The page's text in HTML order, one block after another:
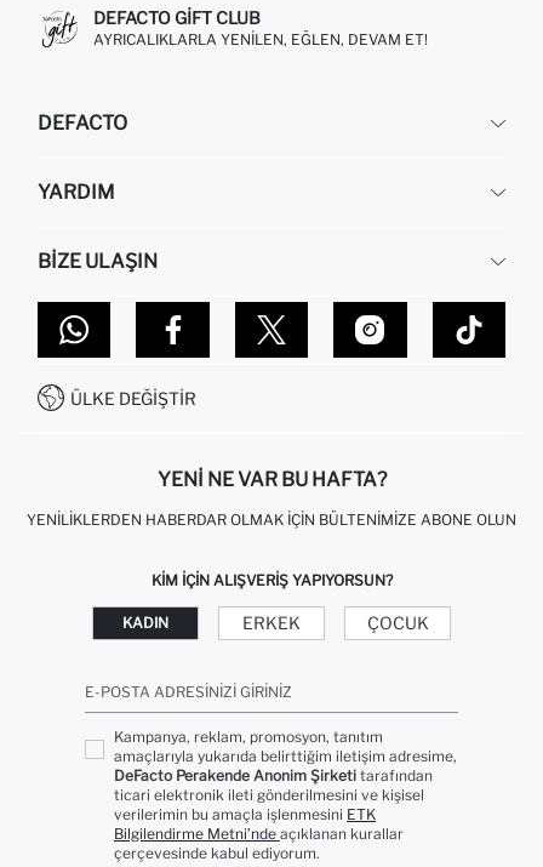
DEFACTO GIFT CLUB
AYRICALIKLARLA YENILEN, EĞLEN, DEVAM ET!
DEFACTO
HAKKIMIZDA
KURUMSAL SATIŞ
DEFACTO TEKNOLOJI
SITEMAP
YARDIM
SIPARIŞIMI NASIL TAKIP EDERIM?
NASIL İADE EDERIM?
GIFT CLUB SIKÇA SORULAN SORULAR
İŞLEM REHBERI
KAMPANYALAR
BIZE ULAŞIN
MAĞAZALARIMIZ
İLETIŞIM FORMU
0850 333 22 86
ÜLKE DEĞIŞTIR
YENI NE VAR BU HAFTA?
YENILIKLERDEN HABERDAR OLMAK İÇIN BÜLTENIMIZE ABONE OLUN
KIM IÇIN ALIŞVERIŞ YAPIYORSUN?
KADIN ERKEK ÇOCUK
E-POSTA ADRESINIZI GIRINIZ
Kampanya, reklam, promosyon, tanıtım
amaçlarıyla yukarıda belirttiğim iletişim adresime,
DeFacto Perakende Anonim Şirketi tarafından
ticari elektronik ileti gönderilmesini ve kişisel
verilerimin bu amaçla işlenmesini ETK
Bilgilendirme Metni’nde açıklanan kurallar
çerçevesinde kabul ediyorum.